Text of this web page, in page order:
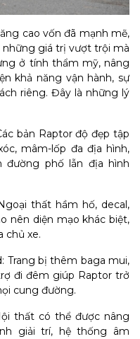
cao vốn đã mạnh mẽ,
những giá trị vượt trội mà
ở tính thẩm mỹ, nâng
khả năng vận hành, sự
riêng. Đây là những lý
bản Raptor độ đẹp tập
mâm-lốp đa địa hình,
đường phố lẫn địa hình
thất hầm hố, decal,
nên diện mạo khác biệt,
chủ xe.
Trang bị thêm baga mui,
đi đêm giúp Raptor trở
cung đường.
thất có thể được nâng
giải trí, hệ thống âm